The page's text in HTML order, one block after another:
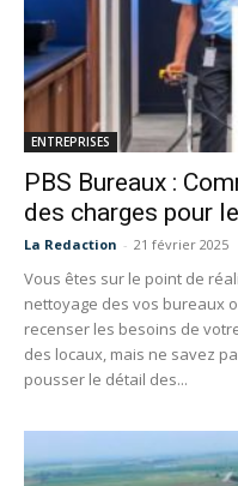
ENTREPRISES
PBS Bureaux :
des charges pour
La Redaction - 21 février 2025
Vous êtes sur le point de
nettoyage des vos bureaux
recenser les besoins de
des locaux, mais ne savez
pousser le détail des...